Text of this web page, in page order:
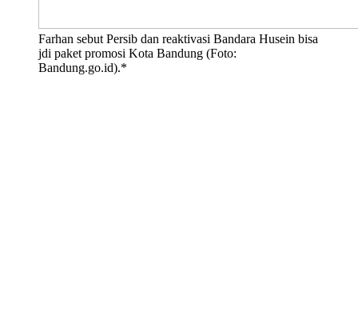
Farhan sebut Persib dan reaktivasi Bandara Husein bisa
jdi paket promosi Kota Bandung (Foto:
Bandung.go.id).*